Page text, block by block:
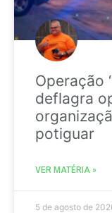
Operação
deflagra
potiguar
VER MATÉRIA »
5 de agosto de